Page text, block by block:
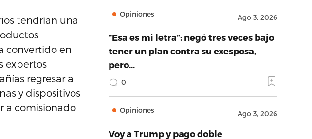
tendrían una
convertido en
expertos
regresar a
y dispositivos
a comisionado
Opiniones Ago 3, 2026
“Esa es mi letra”: negó tres veces bajo
tener un plan contra su exesposa,
pero…
0
Opiniones Ago 3, 2026
Voy a Trump y pago doble